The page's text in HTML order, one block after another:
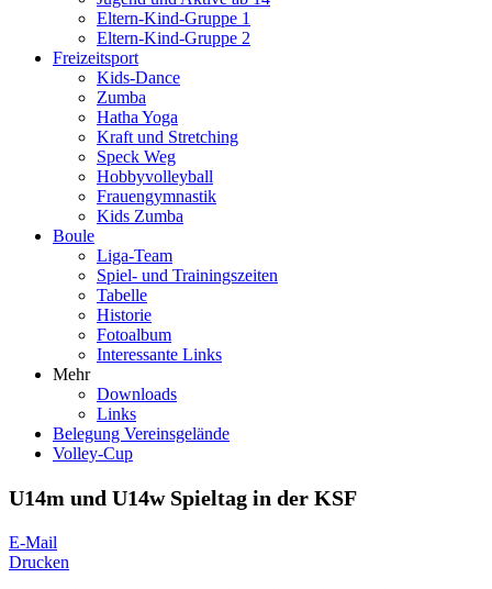
Eltern-Kind-Gruppe 1
Eltern-Kind-Gruppe 2
Freizeitsport
Kids-Dance
Zumba
Hatha Yoga
Kraft und Stretching
Speck Weg
Hobbyvolleyball
Frauengymnastik
Kids Zumba
Boule
Liga-Team
Spiel- und Trainingszeiten
Tabelle
Historie
Fotoalbum
Interessante Links
Mehr
Downloads
Links
Belegung Vereinsgelände
Volley-Cup
U14m und U14w Spieltag in der KSF
E-Mail
Drucken